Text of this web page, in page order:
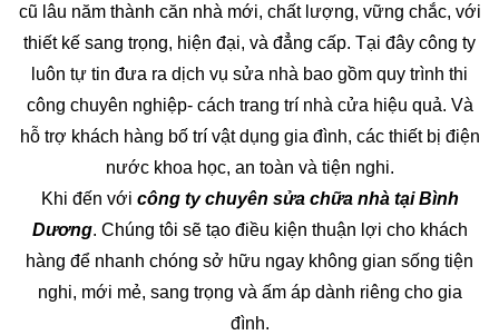
cũ lâu năm thành căn nhà mới, chất lượng, vững chắc, với
thiết kế sang trọng, hiện đại, và đẳng cấp. Tại đây công ty
luôn tự tin đưa ra dịch vụ sửa nhà bao gồm quy trình thi
công chuyên nghiệp- cách trang trí nhà cửa hiệu quả. Và
hỗ trợ khách hàng bố trí vật dụng gia đình, các thiết bị điện
nước khoa học, an toàn và tiện nghi.
Khi đến với công ty chuyên sửa chữa nhà tại Bình
Dương. Chúng tôi sẽ tạo điều kiện thuận lợi cho khách
hàng để nhanh chóng sở hữu ngay không gian sống tiện
nghi, mới mẻ, sang trọng và ấm áp dành riêng cho gia
đình.